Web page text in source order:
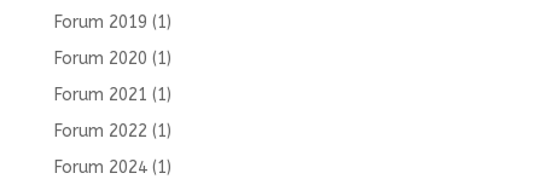
Forum 2019 (1)
Forum 2020 (1)
Forum 2021 (1)
Forum 2022 (1)
Forum 2024(1)